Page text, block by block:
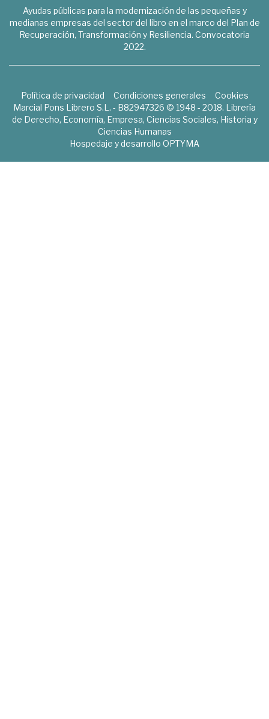
Ayudas públicas para la modernización de las pequeñas y
medianas empresas del sector del libro en el marco del Plan de
Recuperación, Transformación y Resiliencia. Convocatoria
2022.
Política de privacidad Condiciones generales
Cookies
Marcial Pons Librero S.L. - B82947326 © 1948 - 2018. Librería
de Derecho, Economía, Empresa, Ciencias Sociales, Historia y
Ciencias Humanas
Hospedaje y desarrollo OPTYMA